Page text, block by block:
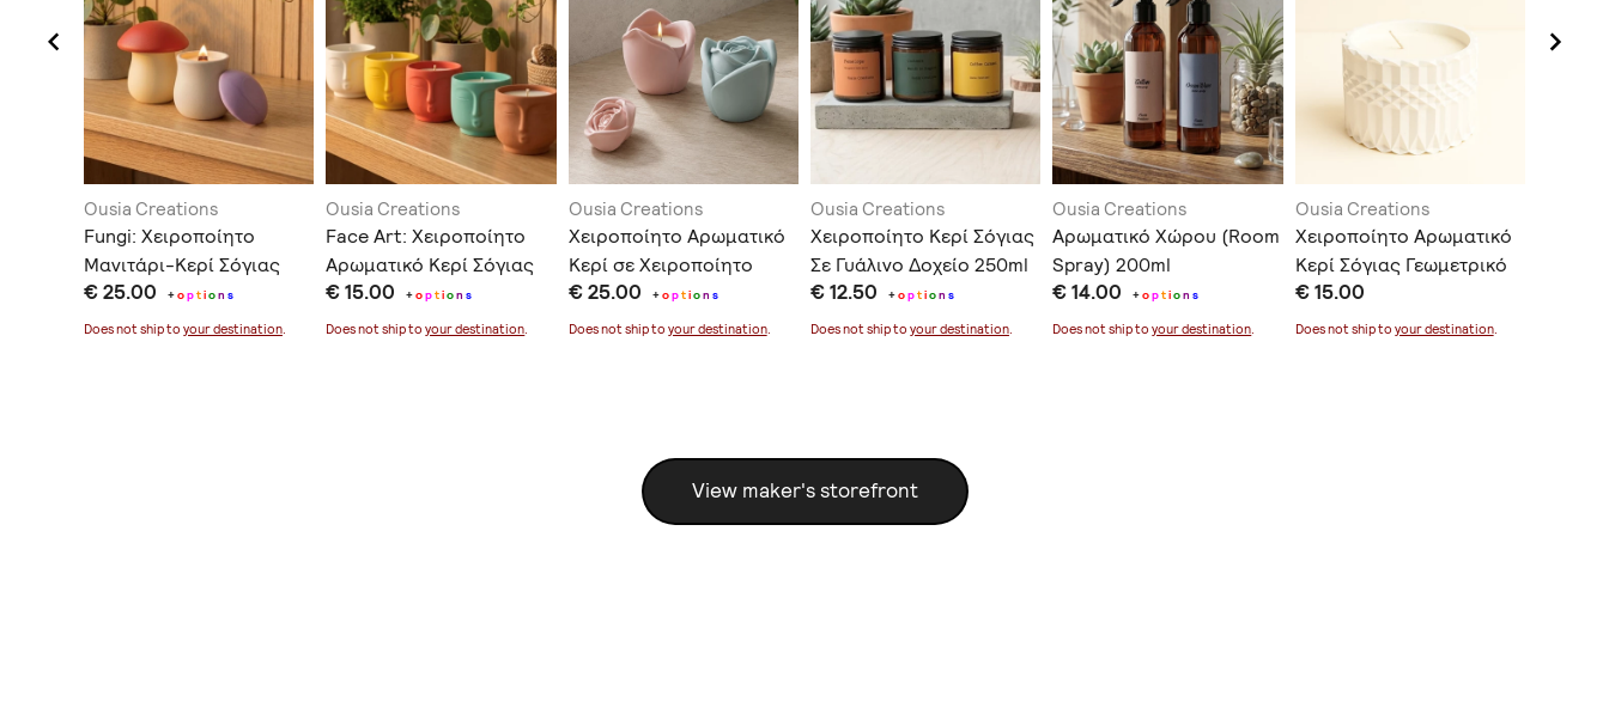
Ousia Creations
Fungi: Χειροποίητο
Μανιτάρι-Κερί Σόγιας
€ 25.00 +option s
Does not ship to your destination.
Ousia Creations
Face Art: Χειροποίητο
Αρωματικό Κερί Σόγιας
σε Ανάγλυφο Δοχείο
€ 15.00 +option s
Does not ship toyour destination
Ousia Creations
Χειροποίητο Αρωματικό
Κερί σε Χειροποίητο
Δοχείο Τριαντάφυλλο
€ 25.00 +option s
Does not ship to your destination.
Ousia Creations
Χειροποίητο Κερί Σόγιας
Σε Γυάλινο Δοχείο 250ml
€ 12.50 +option s
Does not ship to your destination.
Ousia Creations
Αρωματικό Χώρου (Room
Spray) 200ml
€ 14.00 +option s
Does not ship toyour destination
Ousia Creations
Χειροποίητο Αρωματικό
Κερί Σόγιας Γεωμετρικό
Δοχείο
€ 15.00
Does not ship to your destination.
View maker's storefront